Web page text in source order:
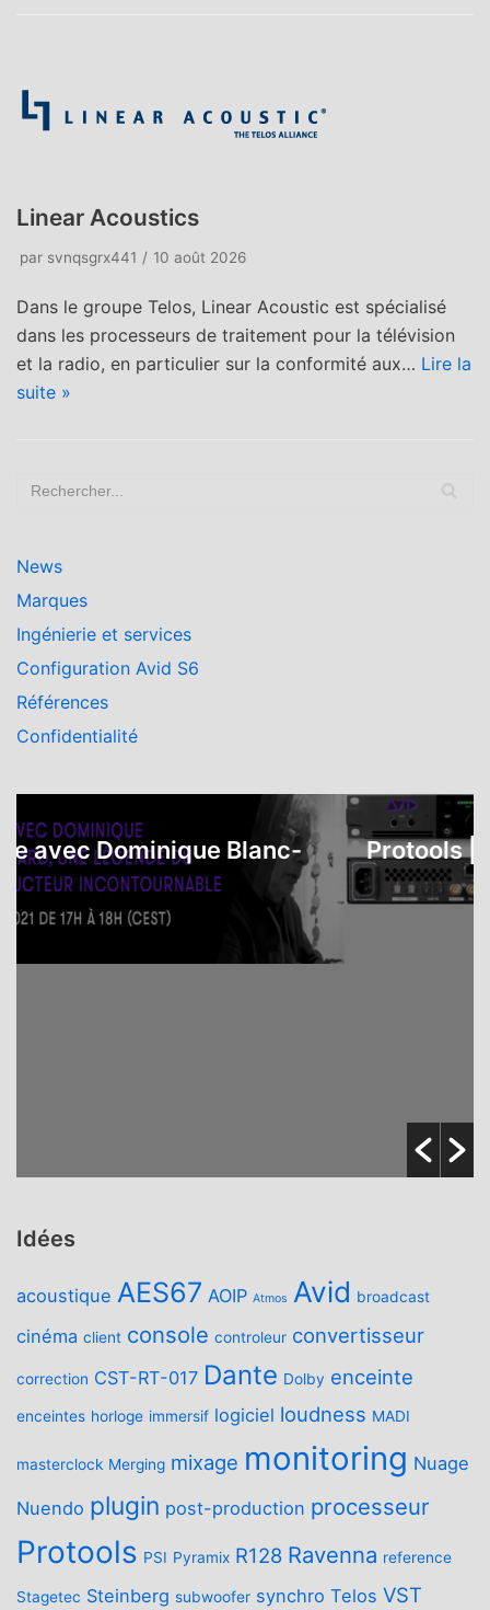
Linear Acoustics
par svnqsgrx441 10 août 2026
Dans le groupe Telos, Linear Acoustic est spécialisé
dans les processeurs de traitement pour la télévision
et la radio, en particulier sur la conformité aux… Lire la
suite »
News
Marques
Ingénierie et services
Configuration Avid S6
Références
Confidentialité
Dominique Blanc- Protools |
Idées
acoustique AES67 AOIP Atmos Avid broadcast
cinéma client console controleur convertisseur
correction CST-RT-017 Dante Dolby enceinte
enceintes horloge immersif logiciel loudness MADI
masterclock Merging mixage monitoring Nuage
Nuendo plugin post-production processeur
Protools PSI Pyramix R128 Ravenna reference
Stagetec Steinberg subwoofer synchro Telos VST